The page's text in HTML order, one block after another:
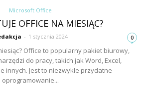
Microsoft Office
OFFICE NA MIESIĄC?
- 1 stycznia 2024 0
Office to popularny pakiet biurowy,
do pracy, takich jak Word, Excel,
innych. Jest to niezwykle przydatne
oprogramowanie...